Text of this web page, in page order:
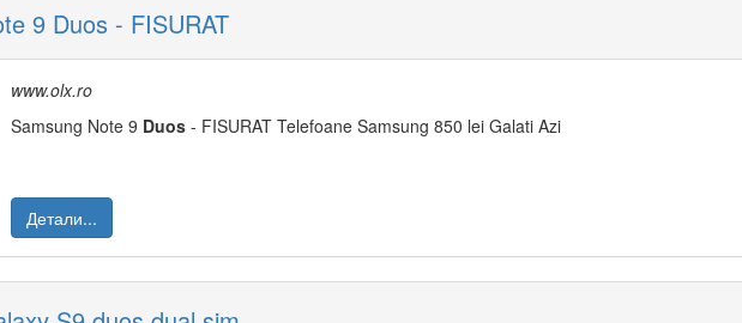
9 Duos - FISURAT
www.olx.ro
Samsung Note 9 Duos - FISURAT Telefoane Samsung 850 lei Galati Azi
Детали...